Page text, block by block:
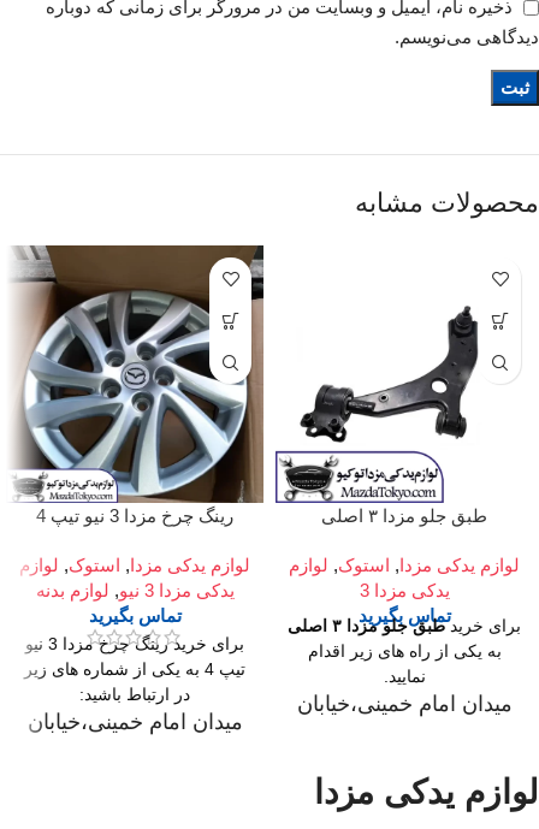
ذخیره نام، ایمیل و وبسایت من در مرورگر برای زمانی که دوباره
دیدگاهی می‌نویسم.
محصولات مشابه
طبق جلو مزدا ۳ اصلی
لوازم یدکی مزدا, استوک, لوازم
یدکی مزدا 3
تماس بگیرید
برای خریدطبق جلو مزدا ۳ اصلی
به یکی از راه های زیر اقدام
نمایید.
میدان امام خمینی،خیابان
،مجتمع تجاری سپهر،طبقه
رینگ چرخ مزدا 3 نیو تیپ 4
لوازم یدکی مزدا, استوک, لوازم
یدکی مزدا 3 نیو
, لوازم بدنه
تماس بگیرید
برای خرید رینگ چرخ مزدا 3 نیو
تیپ 4 به یکی از شماره های زیر
در ارتباط باشید:
میدان امام خمینی،خیابان
لوازم یدکی مزدا